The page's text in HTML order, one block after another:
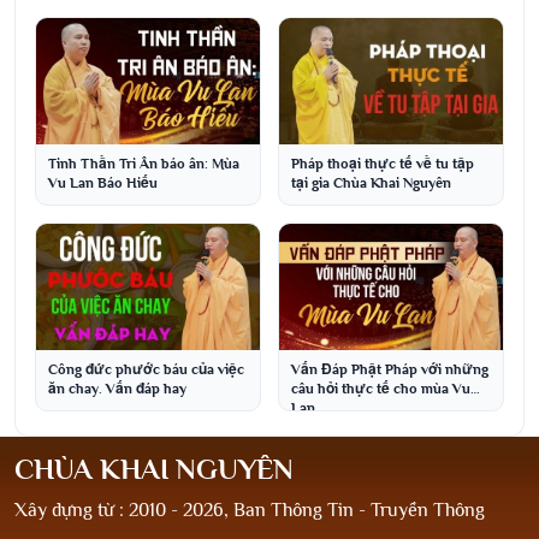
Tinh Thần Tri Ân báo ân: Mùa
Vu Lan Báo Hiếu
Pháp thoại thực tế về tu tập
tại gia Chùa Khai Nguyên
Công đức phước báu của việc
ăn chay. Vấn đáp hay
Vấn Đáp Phật Pháp với những
câu hỏi thực tế cho mùa Vu
Lan
CHÙA KHAI NGUYÊN
Xây dựng từ : 2010 - 2026, Ban Thông Tin - Truyền Thông